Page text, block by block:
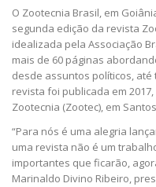
O Zootecnia Brasil, em
segunda edição da revista
idealizada pela Associação
mais de 60 páginas
desde assuntos políticos, até
revista foi publicada em
Zootecnia (Zootec), em Santos
“Para nós é uma alegria
uma revista não é um
importantes que ficarão,
Marinaldo Divino Ribeiro,